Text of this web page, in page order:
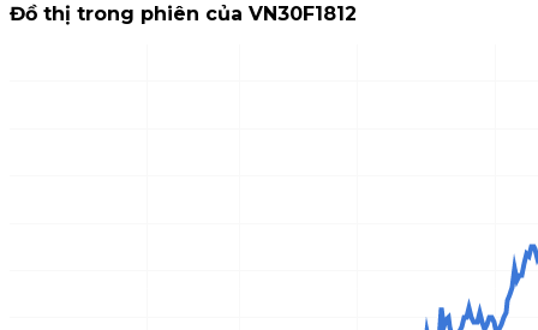
Đồ thị trong phiên của VN30F1812